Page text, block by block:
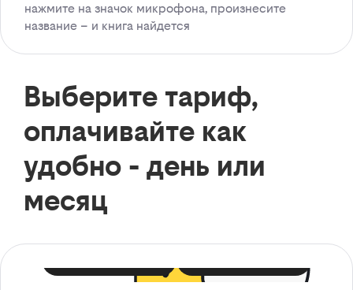
нажмите на значок микрофона, произнесите
название – и книга найдется
Выберите тариф,
оплачивайте как
удобно - день или
месяц